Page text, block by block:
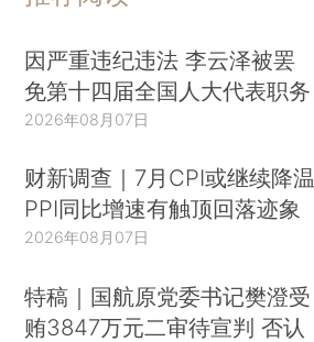
因严重违纪违法 李云泽被罢
免第十四届全国人大代表职务
2026年08月07日
财新调查｜7月CPI或继续降温
PPI同比增速有触顶回落迹象
2026年08月07日
特稿｜国航原党委书记樊澄受
贿3847万元二审待宣判 否认